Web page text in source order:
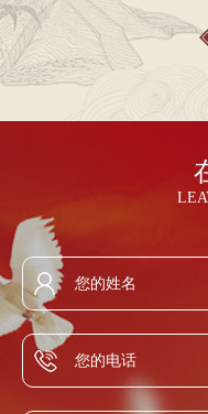
几大香型白酒，以粮谷
蒸馏、贮存、勾兑而成
生的呈香呈味物质，具
国家名酒是纯粮酿 造，
的呈香呈味物质。这也
味、风格特征。这完全
的己酸乙酯，就成了浓
就成了清香型白酒。想
里面。但酱香型白酒一
的呈香成分非常复杂，
出来，所以现在市场上
喝起来都特别香。这种
于酒体之内。这种酒的
长。
都要坚守品质价值不放
导，争取更多公众对白
根于消费者，质量安全
性的工程，我们应该积
对原料品质的监督管理
合；我们要更加贴近市
优化白酒口感、创新白
品鉴白酒。 我们要认真
酒的历史文物，同时以
断迎合社会主流价值取
塑企业性格，外求市场
行业发展动力。 讲求文
酒文化的繁荣与进步；
康的新型酒文化，着力
貌，不断为人们创造具
在于文化，有了文化内
属性，得以与民族发展
升白酒的文化价值，我
文化在社会中的积极作
映时代风貌，以白酒文
泽：无色或微黄，清亮
气：酱香香气，幽雅
醇厚绵甜，爽净，香
的典型风格特色。 2
0.6g/L（折成酒度为
原料的白酒中甲醇含
定，60%vol蒸馏酒的铅
超标会引起中毒。 6
8.0mg/L(以HCN计)，
高标准，严要求自己的
准。赋予了铧子陈酿清
绵柔醇厚、回味悠长的